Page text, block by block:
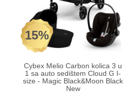
15%
Cybex Melio Carbon kolica 3 u
1 sa auto sedištem Cloud G I-
size - Magic Black&Moon Black
New